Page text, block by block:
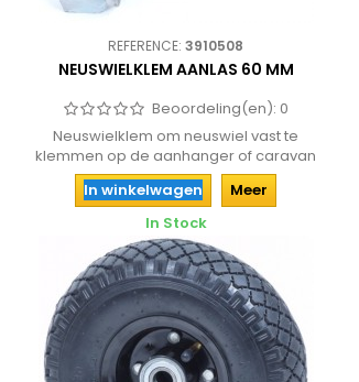
REFERENCE:3910508
NEUSWIELKLEM AANLAS 60 MM
Beoordeling(en): 0
Neuswielklem om neuswiel vast te
klemmen op de aanhanger of caravan
geschikt...
In winkelwagen
Meer
In Stock